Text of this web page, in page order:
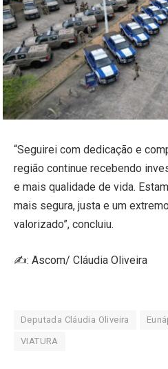
“Seguirei com dedicação e
região continue recebendo
e mais qualidade de vida.
mais segura, justa e um
valorizado”, concluiu.
✍️: Ascom/ Cláudia Oliveira
Deputada Cláudia Oliveira
VIATURA